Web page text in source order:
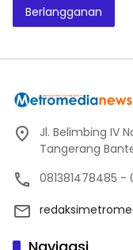
Berlangganan
Jl. Belimbing IV
Tangerang
081381478485 -